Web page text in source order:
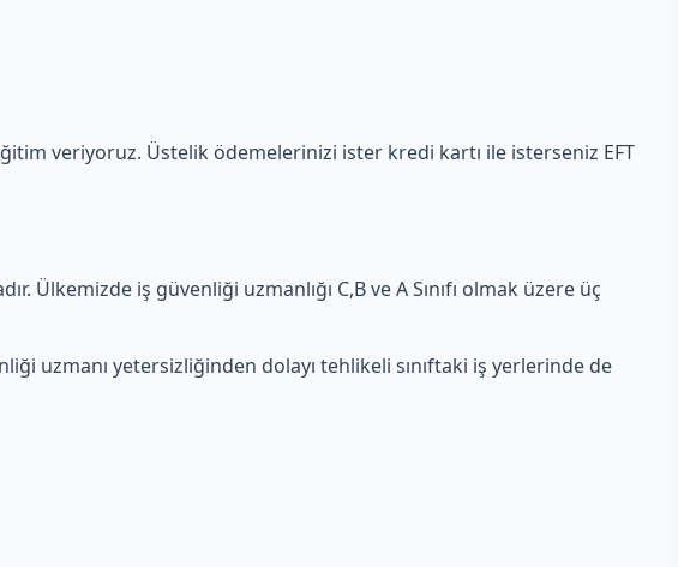
veriyoruz. Üstelik ödemelerinizi ister kredi kartı ile isterseniz EFT
iş güvenliği uzmanlığı C,B ve A Sınıfı olmak üzere üç
uzmanı yetersizliğinden dolayı tehlikeli sınıftaki iş yerlerinde de